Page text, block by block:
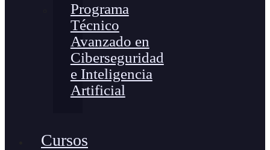
Programa
Técnico
Avanzado en
Ciberseguridad
e Inteligencia
Artificial
Cursos